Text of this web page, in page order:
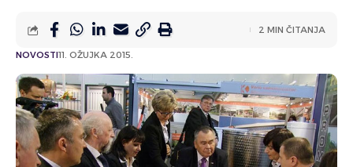
NOVOSTI11. OŽUJKA 2015.
2 MIN ČITANJA